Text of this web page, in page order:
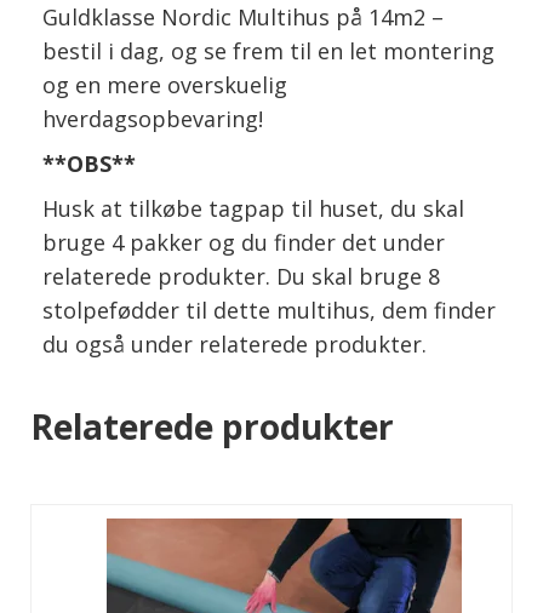
Guldklasse Nordic Multihus på 14m2 –
bestil i dag, og se frem til en let montering
og en mere overskuelig
hverdagsopbevaring!
**OBS**
Husk at tilkøbe tagpap til huset, du skal
bruge 4 pakker og du finder det under
relaterede produkter. Du skal bruge 8
stolpefødder til dette multihus, dem finder
du også under relaterede produkter.
Relaterede produkter